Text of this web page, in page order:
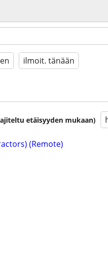
ilmoit. tänään
etäisyyden mukaan)
(Remote)